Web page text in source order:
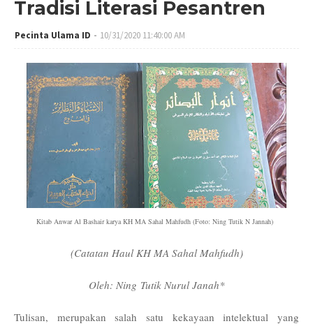
Tradisi Literasi Pesantren
Pecinta Ulama ID 10/31/2020 11:40:00 AM
Kitab Anwar Al Bashair karya KH MA Sahal Mahfudh (Foto: Ning Tutik N Jannah)
(Catatan Haul KH MA Sahal Mahfudh)
Oleh: Ning Tutik Nurul Janah*
Tulisan, merupakan salah satu kekayaan intelektual yang